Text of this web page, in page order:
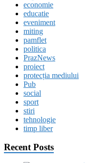
economie
educatie
eveniment
miting
pamflet
politica
PrazNews
proiect
protecția mediului
Pub
social
sport
stiri
tehnologie
timp liber
Recent Posts